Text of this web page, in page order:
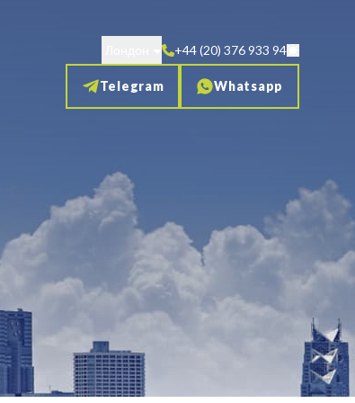
+44 (20) 376 933 94
Telegram Whatsapp